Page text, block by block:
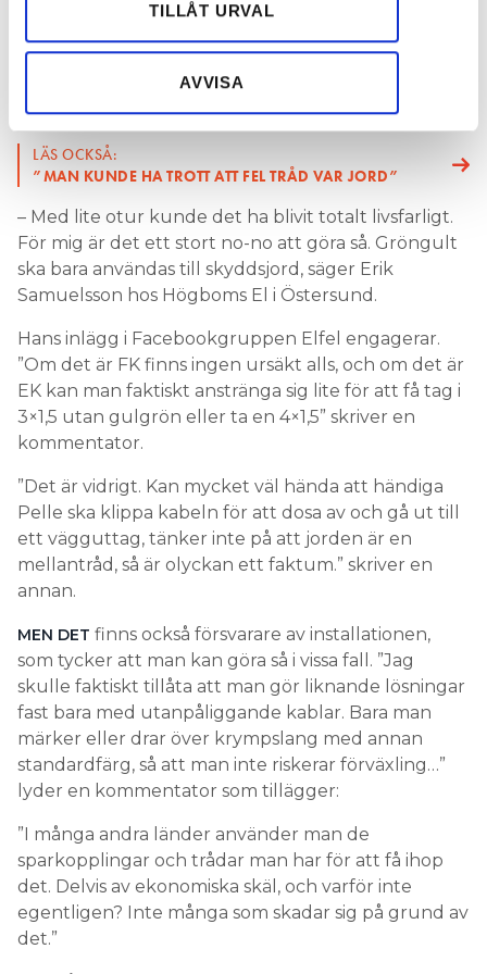
Dessa kan i sin tur kombinera informationen med annan
information som du har tillhandahållit eller som de har
samlat in när du har använt deras tjänster.
TILLÅT URVAL
AVVISA
ERIK SAMUELSSON, ELEKTRIKER
NÅGON HADE BLANDAT JORD OCH NOLLA:
”FULLSTÄNDIGT LIVSFARLIGT”
LÄS OCKSÅ:
”MAN KUNDE HA TROTT ATT FEL TRÅD VAR JORD”
– Med lite otur kunde det ha blivit totalt livsfarligt.
För mig är det ett stort no-no att göra så. Gröngult
ska bara användas till skyddsjord, säger Erik
Samuelsson hos Högboms El i Östersund.
Hans inlägg i Facebookgruppen Elfel engagerar.
”Om det är FK finns ingen ursäkt alls, och om det är
EK kan man faktiskt anstränga sig lite för att få tag i
3×1,5 utan gulgrön eller ta en 4×1,5” skriver en
kommentator.
”Det är vidrigt. Kan mycket väl hända att händiga
Pelle ska klippa kabeln för att dosa av och gå ut till
ett vägguttag, tänker inte på att jorden är en
mellantråd, så är olyckan ett faktum.” skriver en
annan.
MEN DET finns också försvarare av installationen,
som tycker att man kan göra så i vissa fall. ”Jag
skulle faktiskt tillåta att man gör liknande lösningar
fast bara med utanpåliggande kablar. Bara man
märker eller drar över krympslang med annan
standardfärg, så att man inte riskerar förväxling…”
lyder en kommentator som tillägger:
”I många andra länder använder man de
sparkopplingar och trådar man har för att få ihop
det. Delvis av ekonomiska skäl, och varför inte
egentligen? Inte många som skadar sig på grund av
det.”